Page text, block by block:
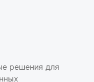
решения для